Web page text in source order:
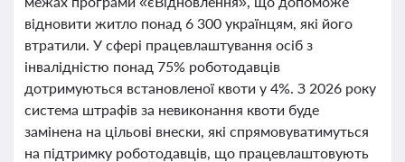
відновити житло понад 6 300 українцям, які його
втратили. У сфері працевлаштування осіб з
інвалідністю понад 75% роботодавців
дотримуються встановленої квоти у 4%. З 2026 року
система штрафів за невиконання квоти буде
замінена на цільові внески, які спрямовуватимуться
на підтримку роботодавців, що працевлаштовують